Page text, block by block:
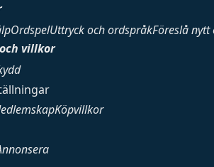
OrdspelUttryck och ordspråkFöreslå nytt
villkor
Köpvillkor